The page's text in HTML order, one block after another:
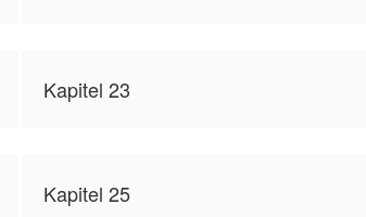
Kapitel 23
Kapitel 25